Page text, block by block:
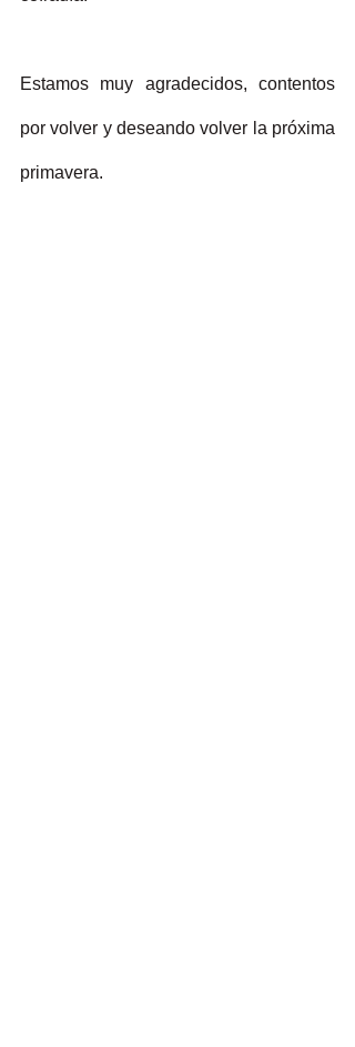
Estamos muy agradecidos, contentos
por volver y deseando volver la próxima
primavera.